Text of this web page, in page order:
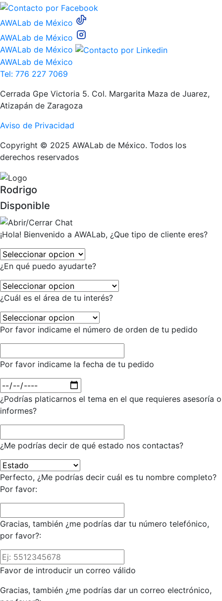
AWALab de México
AWALab de México
AWALab de México
AWALab de México
Tel: 776 227 7069
Cerrada Gpe Victoria 5. Col. Margarita Maza de Juarez,
Atizapán de Zaragoza
Aviso de Privacidad
Copyright © 2025 AWALab de México. Todos los
derechos reservados
Rodrigo
Disponible
¡Hola! Bienvenido a AWALab, ¿Que tipo de cliente eres?
¿En qué puedo ayudarte?
¿Cuál es el área de tu interés?
Por favor indicame el número de orden de tu pedido
Por favor indicame la fecha de tu pedido
¿Podrías platicarnos el tema en el que requieres asesoría o
informes?
¿Me podrías decir de qué estado nos contactas?
Perfecto, ¿Me podrías decir cuál es tu nombre completo?
Por favor:
Gracias, también ¿me podrías dar tu número telefónico,
por favor?:
Favor de introducir un correo válido
Gracias, también ¿me podrías dar un correo electrónico,